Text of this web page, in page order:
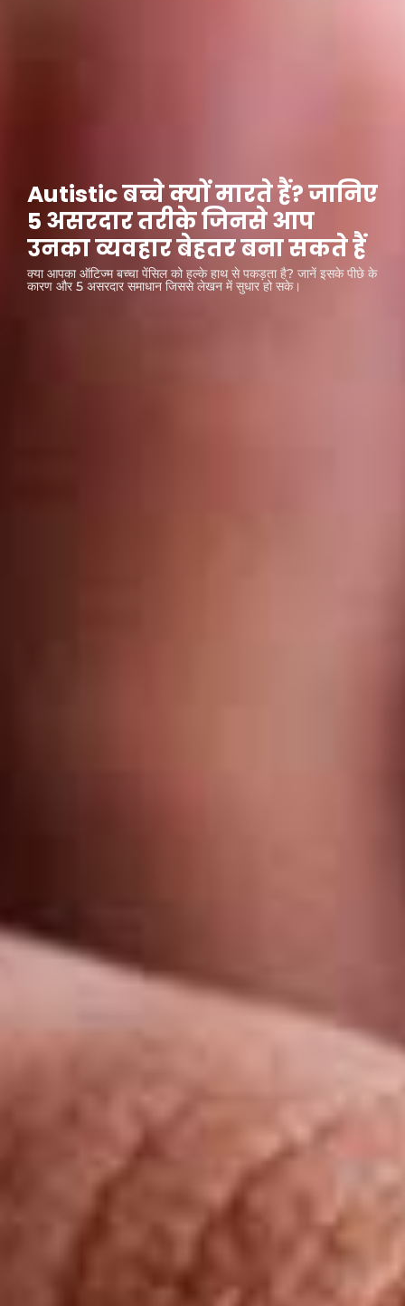
Autistic बच्चे क्यों मारते हैं? जानिए
5 असरदार तरीके जिनसे आप
उनका व्यवहार बेहतर बना सकते हैं
क्या आपका ऑटिज्म बच्चा पेंसिल को हल्के हाथ से पकड़ता है? जानें इसके पीछे के
कारण और 5 असरदार समाधान जिससे लेखन में सुधार हो सके।